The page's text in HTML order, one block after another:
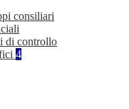
consiliari
di controllo
4